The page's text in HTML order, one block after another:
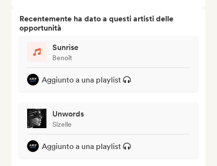
Recentemente ha dato a questi artisti delle
opportunità
Sunrise
Benoît
Aggiunto a una playlist
Unwords
Sizelle
Aggiunto a una playlist